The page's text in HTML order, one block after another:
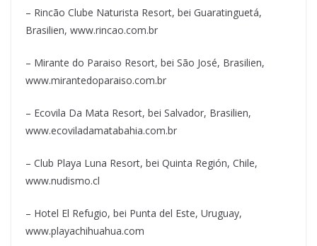
– Rincão Clube Naturista Resort, bei Guaratinguetá,
Brasilien, www.rincao.com.br
– Mirante do Paraiso Resort, bei São José, Brasilien,
www.mirantedoparaiso.com.br
– Ecovila Da Mata Resort, bei Salvador, Brasilien,
www.ecoviladamatabahia.com.br
– Club Playa Luna Resort, bei Quinta Región, Chile,
www.nudismo.cl
– Hotel El Refugio, bei Punta del Este, Uruguay,
www.playachihuahua.com